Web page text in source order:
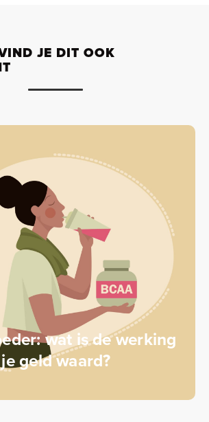
JE DIT OOK
wat is de werking
geld waard?